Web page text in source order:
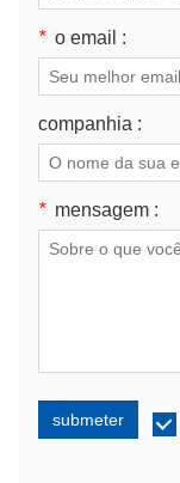
* o email :
companhia :
* mensagem :
submeter